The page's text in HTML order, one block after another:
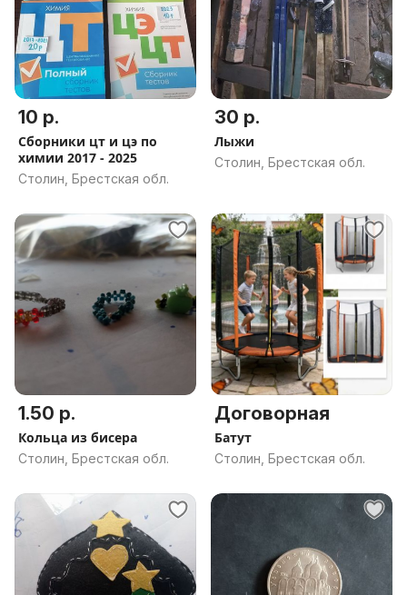
10 р.
Сборники цт и цэ по
химии 2017 - 2025
Столин, Брестская обл.
30 р.
Лыжи
Столин, Брестская обл.
1.50 р.
Кольца из бисера
Столин, Брестская обл.
Договорная
Батут
Столин, Брестская обл.